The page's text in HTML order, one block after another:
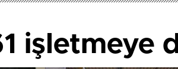
işletmeye